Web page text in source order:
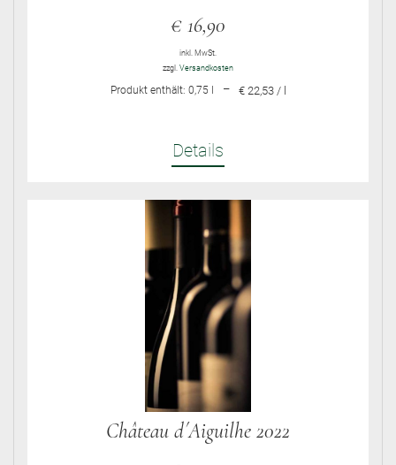
€ 16,90
inkl. MwSt.
zzgl. Versandkosten
Produkt enthält: 0,75 l – € 22,53 / l
Details
Château d´Aiguilhe 2022